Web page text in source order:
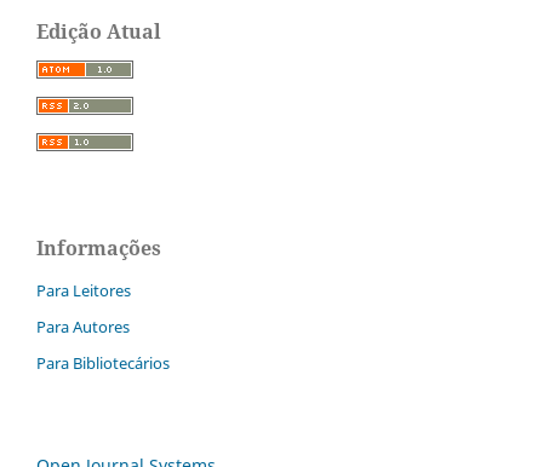
Edição Atual
Informações
Para Leitores
Para Autores
Para Bibliotecários